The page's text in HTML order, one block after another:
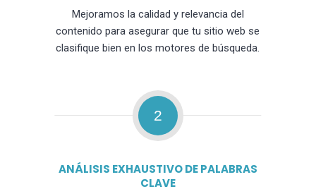
Mejoramos la calidad y relevancia del
contenido para asegurar que tu sitio web se
clasifique bien en los motores de búsqueda.
2
ANÁLISIS EXHAUSTIVO DE PALABRAS
CLAVE